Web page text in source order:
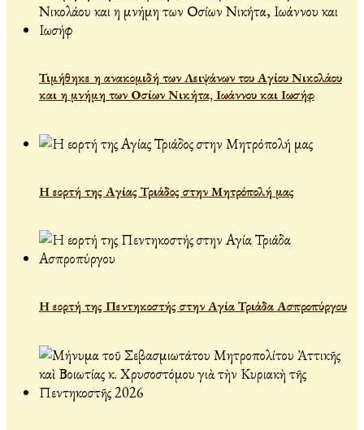
Τιμήθηκε η ανακομιδή των Λειψάνων του Αγίου Νικολάου
και η μνήμη των Οσίων Νικήτα, Ιωάννου και Ιωσήφ
Η εορτή της Αγίας Τριάδος στην Μητρόπολή μας
Η εορτή της Πεντηκοστής στην Αγία Τριάδα Ασπροπύργου